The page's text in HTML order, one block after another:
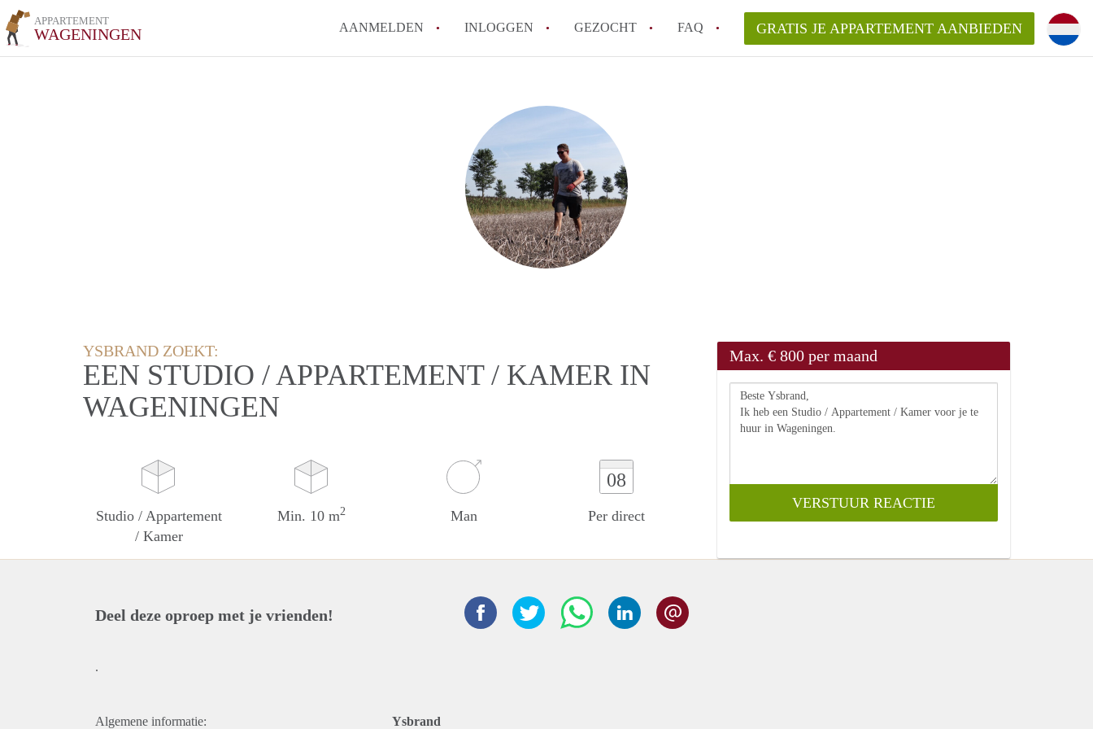
APPARTEMENT
WAGENINGEN AANMELDEN INLOGGEN GEZOCHT FAQ
How to translate AppartementWageningen!
Berekent AppartementWageningen
makelaarsvergoeding/bemiddelingsvergoeding?
Wat is AppartementWageningen?
Wat is de privacyverklaring van AppartementWageningen?
Is AppartementWageningen verantwoordelijk voor het aangeboden
Appartement / Appartementen in Wageningen?
Alle veelgestelde vragen
GRATIS JE APPARTEMENT AANBIEDEN
YSBRAND ZOEKT:
EEN STUDIO / APPARTEMENT / KAMER IN
WAGENINGEN
Studio / Appartement
/ Kamer
Min. 10 m2 Man
08
Per direct
Max. € 800 per maand
Deel deze oproep met je vrienden!
.
Algemene informatie: Ysbrand